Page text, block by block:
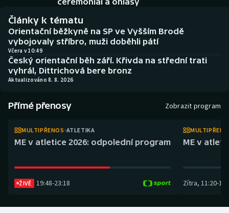
Baseball a softbal
Basketbal
Biatlon
Curling
Dostihy
Historické návraty
Aplikace ČT sport
AZ kvíz
Články k tématu
Orientační běžkyně na SP ve Vyšším Brodě
vybojovaly stříbro, muži doběhli pátí
Včera v 10:49
Český orientační běh září. Křivda na střední trati
vyhrál, Dittrichová bere bronz
Aktualizováno 8. 8. 2026
Přímé přenosy Zobrazit program
MULTIPŘENOS ATLETIKA
ME v atletice 2026: odpolední program
ŽIVĚ 19:48-23:18
ME v
Zítra, 11:20-